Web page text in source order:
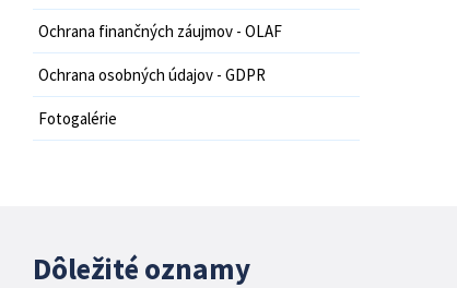
Ochrana finančných záujmov - OLAF
Ochrana osobných údajov - GDPR
Fotogalérie
Dôležité oznamy